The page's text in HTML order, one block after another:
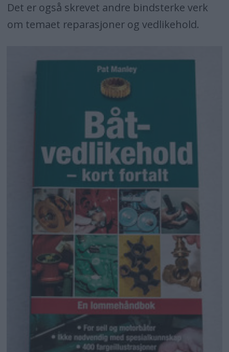
Det er også skrevet andre bindsterke verk
om temaet reparasjoner og vedlikehold.